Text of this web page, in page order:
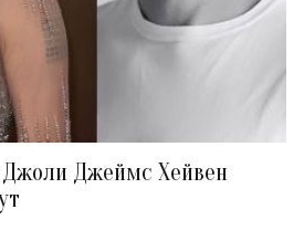
Джеймс Хейвен